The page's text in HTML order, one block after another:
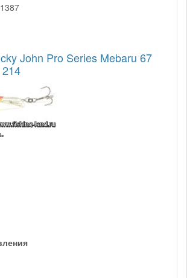
John Pro Series Mebaru 67